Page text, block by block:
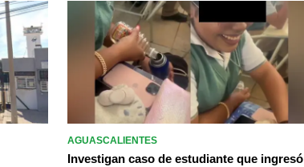
AGUASCALIENTES
Investigan caso de estudiante que ingresó